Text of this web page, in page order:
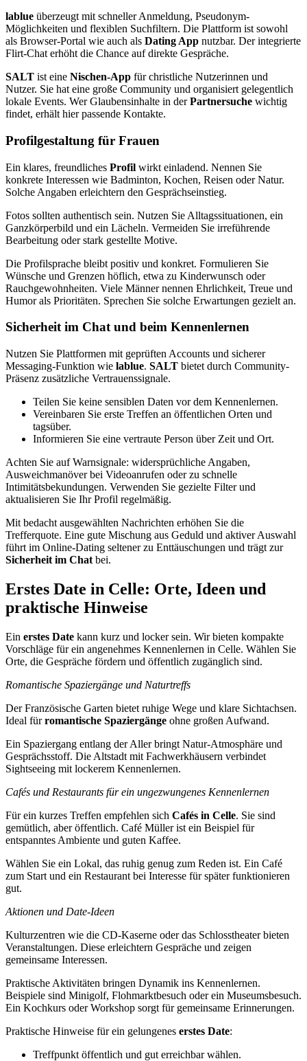
lablue überzeugt mit schneller Anmeldung, Pseudonym-
Möglichkeiten und flexiblen Suchfiltern. Die Plattform ist sowohl
als Browser-Portal wie auch als Dating App nutzbar. Der integrierte
Flirt-Chat erhöht die Chance auf direkte Gespräche.
SALT ist eine Nischen-App für christliche Nutzerinnen und
Nutzer. Sie hat eine große Community und organisiert gelegentlich
lokale Events. Wer Glaubensinhalte in derPartnersuche wichtig
findet, erhält hier passende Kontakte.
Profilgestaltung für Frauen
Ein klares, freundliches Profil wirkt einladend. Nennen Sie
konkrete Interessen wie Badminton, Kochen, Reisen oder Natur.
Solche Angaben erleichtern den Gesprächseinstieg.
Fotos sollten authentisch sein. Nutzen Sie Alltagssituationen, ein
Ganzkörperbild und ein Lächeln. Vermeiden Sie irreführende
Bearbeitung oder stark gestellte Motive.
Die Profilsprache bleibt positiv und konkret. Formulieren Sie
Wünsche und Grenzen höflich, etwa zu Kinderwunsch oder
Rauchgewohnheiten. Viele Männer nennen Ehrlichkeit, Treue und
Humor als Prioritäten. Sprechen Sie solche Erwartungen gezielt an.
Sicherheit im Chat und beim Kennenlernen
Nutzen Sie Plattformen mit geprüften Accounts und sicherer
Messaging-Funktion wie lablue. SALT bietet durch Community-
Präsenz zusätzliche Vertrauenssignale.
Teilen Sie keine sensiblen Daten vor dem Kennenlernen.
Vereinbaren Sie erste Treffen an öffentlichen Orten und
tagsüber.
Informieren Sie eine vertraute Person über Zeit und Ort.
Achten Sie auf Warnsignale: widersprüchliche Angaben,
Ausweichmanöver bei Videoanrufen oder zu schnelle
Intimitätsbekundungen. Verwenden Sie gezielte Filter und
aktualisieren Sie Ihr Profil regelmäßig.
Mit bedacht ausgewählten Nachrichten erhöhen Sie die
Trefferquote. Eine gute Mischung aus Geduld und aktiver Auswahl
führt im Online-Dating seltener zu Enttäuschungen und trägt zur
Sicherheit im Chat bei.
Erstes Date in Celle: Orte, Ideen und
praktische Hinweise
Ein erstes Date kann kurz und locker sein. Wir bieten kompakte
Vorschläge für ein angenehmes Kennenlernen in Celle. Wählen Sie
Orte, die Gespräche fördern und öffentlich zugänglich sind.
Romantische Spaziergänge und Naturtreffs
Der Französische Garten bietet ruhige Wege und klare Sichtachsen.
Ideal fürromantische Spaziergänge ohne großen Aufwand.
Ein Spaziergang entlang der Aller bringt Natur-Atmosphäre und
Gesprächsstoff. Die Altstadt mit Fachwerkhäusern verbindet
Sightseeing mit lockerem Kennenlernen.
Cafés und Restaurants für ein ungezwungenes Kennenlernen
Für ein kurzes Treffen empfehlen sich Cafés in Celle. Sie sind
gemütlich, aber öffentlich. Café Müller ist ein Beispiel für
entspanntes Ambiente und guten Kaffee.
Wählen Sie ein Lokal, das ruhig genug zum Reden ist. Ein Café
zum Start und ein Restaurant bei Interesse für später funktionieren
gut.
Aktionen und Date-Ideen
Kulturzentren wie die CD-Kaserne oder das Schlosstheater bieten
Veranstaltungen. Diese erleichtern Gespräche und zeigen
gemeinsame Interessen.
Praktische Aktivitäten bringen Dynamik ins Kennenlernen.
Beispiele sind Minigolf, Flohmarktbesuch oder ein Museumsbesuch.
Ein Kochkurs oder Workshop sorgt für gemeinsame Erinnerungen.
Praktische Hinweise für ein gelungenes erstes Date:
Treffpunkt öffentlich und gut erreichbar wählen.